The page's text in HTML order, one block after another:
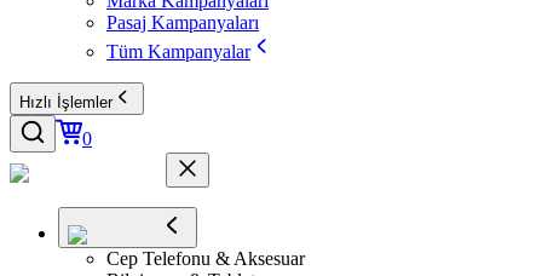
Pasaj Kampanyaları
Tüm Kampanyalar
Hızlı İşlemler
0
Cep Telefonu & Aksesuar